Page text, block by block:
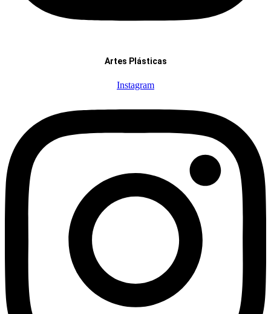
Artes Plásticas
Instagram